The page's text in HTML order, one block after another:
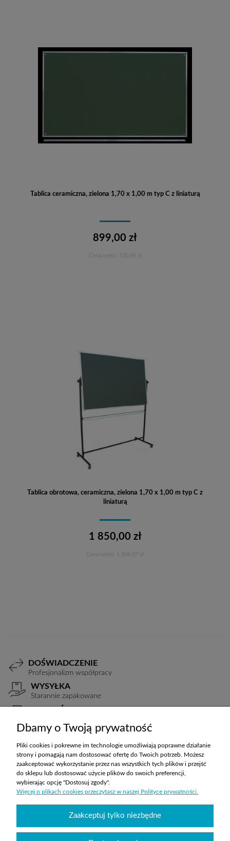
Tablica ceramiczna, zielona 1,70 x 1,00 m typ C z liniaturą
899,00 zł
730,89 zł
Tablica obrotowa, ceramiczna, zielona 1,70 x 1,00 m typ C z
liniaturą
1 850,00 zł
1 504,07 zł
DOŚWIADCZENIE
Profesjonalizm współpracy
WYSYŁKA
Starannie zapakowane
TRANSPORT
Koszty ustalane indywidualnie
ZAKUPY
POMOC
MOJE KONTO
Dbamy o Twoją prywatność
Pliki cookies i pokrewne im technologie umożliwiają poprawne działanie
strony i pomagają nam dostosować ofertę do Twoich potrzeb. Możesz
zaakceptować wykorzystanie przez nas wszystkich tych plików i przejść
do sklepu lub dostosować użycie plików do swoich preferencji,
wybierając opcję "Dostosuj zgody".
Więcej o plikach cookies przeczytasz w naszej Polityce prywatności.
Zaakceptuj tylko niezbędne